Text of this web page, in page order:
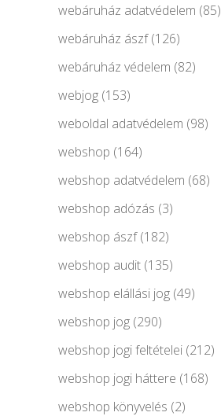
webáruház adatvédelem (85)
webáruház ászf(126)
webáruház védelem (82)
webjog (153)
weboldal adatvédelem (98)
webshop (164)
webshop adatvédelem (68)
webshop adózás (3)
webshop ászf(182)
webshop audit (135)
webshop elállási jog (49)
webshop jog (290)
webshop jogi feltételei (212)
webshop jogi háttere (168)
webshop könyvelés (2)